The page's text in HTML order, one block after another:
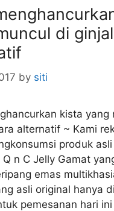
di
by siti
kista yang
alternatif ~ Kami
produk
Q n C Jelly Gamat
emas
asli original hanya
pemesanan hari